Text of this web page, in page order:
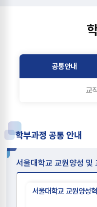
공통안내
교
학부과정 공통 안내
서울대학교 교원양성 및
서울대학교 교원양성